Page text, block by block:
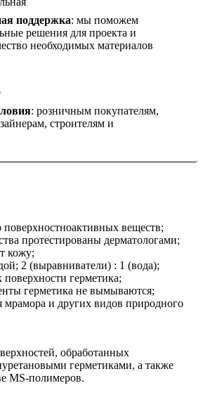
поддержка: мы поможем
решения для проекта и
необходимых материалов
: розничным покупателям,
строителям и
веществ;
протестированы дерматологами;
кожу;
2 (выравниватели) : 1 (вода);
поверхности герметика;
герметика не вымываются;
мрамора и других видов природного
обработанных
герметиками, а также
MS-полимеров.